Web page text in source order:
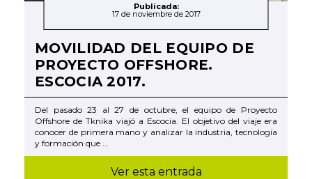
Publicada:
17 de noviembre de 2017
MOVILIDAD DEL EQUIPO DE
PROYECTO OFFSHORE.
ESCOCIA 2017.
Del pasado 23 al 27 de octubre, el equipo de Proyecto
Offshore de Tknika viajó a Escocia. El objetivo del viaje era
conocer de primera mano y analizar la industria, tecnología
y formación que ...
Ver esta entrada